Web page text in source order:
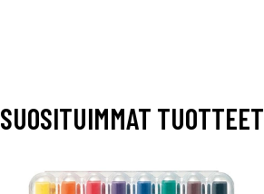
SUOSITUIMMAT TUOTTEET